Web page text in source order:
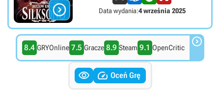
 Data wydania:4 września 2025
8.4 GRYOnline 7.5 Gracze 8.9 Steam 9.1 OpenCritic 
  Oceń Grę